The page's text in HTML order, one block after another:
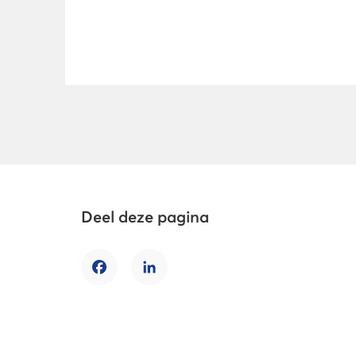
Deel deze pagina
FacebookLinkedIn